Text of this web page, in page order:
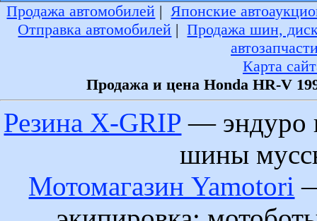
Продажа автомобилей | Японские
Отправка автомобилей |Продажа шин,
Карта
Продажа и цена Honda HR-V
Резина X-GRIP — эндуро
шины
Мотомагазин Yamotori